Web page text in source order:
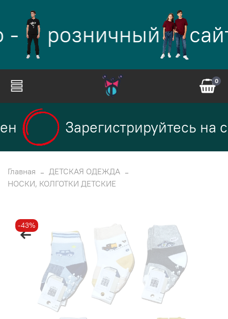
- розничный
0
Зарегистрируйтесь на
Главная
ДЕТСКАЯ ОДЕЖДА
НОСКИ, КОЛГОТКИ ДЕТСКИЕ
-43%